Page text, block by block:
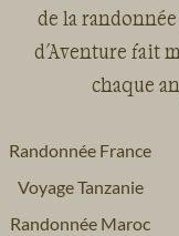
de la
d'Aventure fait
chaque
Randonnée France
Voyage Tanzanie
Randonnée Maroc